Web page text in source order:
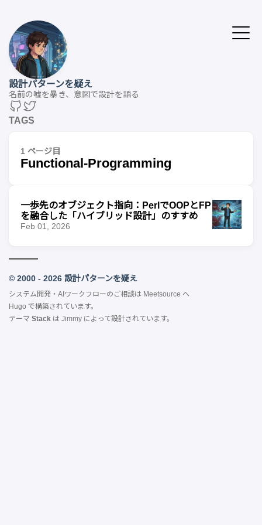
設計パターンを疑え
名前の嘘を暴き、意図で設計を語る
TAGS
1 ページ目
Functional-Programming
一歩先のオブジェクト指向：PerlでOOPとFP
を融合した「ハイブリッド設計」のすすめ
Feb 01, 2026
© 2000 - 2026 設計パターンを疑え
システム開発・AIワークフローのご相談は Meetsource へ
Hugo で構築されています。
テーマ Stack は Jimmy によって設計されています。